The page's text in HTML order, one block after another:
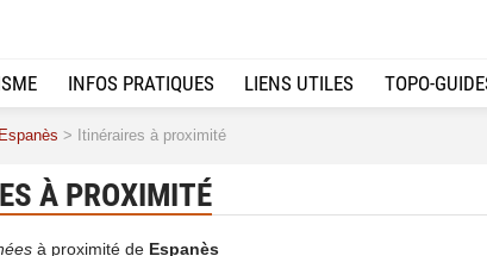
INFOS PRATIQUES LIENS UTILES TOPO-
Espanès > Itinéraires à proximité
À PROXIMITÉ
à proximité de Espanès
2